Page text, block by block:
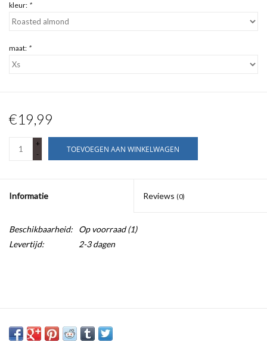
kleur: *
maat: *
€19,99
+
-
TOEVOEGEN AAN WINKELWAGEN
Informatie Reviews (0)
Beschikbaarheid: Op voorraad(1)
Levertijd:
2-3 dagen